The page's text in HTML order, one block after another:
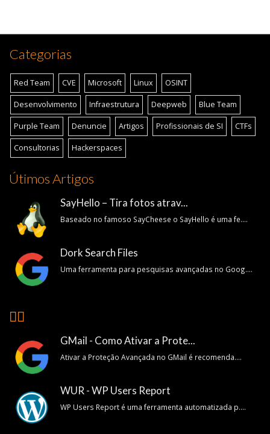
Categorias
Red Team CVE Microsoft Linux OSINT
Desenvolvimento Infraestrutura Deepweb Blue Team
Purple Team Denuncie Artigos Profissionais de SI CTFs
Consultorias Hackerspaces
Útimos Artigos
SayHello – Tira fotos atrav...
Baseado no famoso SayCheese o SayHello é uma fe....
Dork Search Files
Uma ferramenta para pesquisas avançadas no Goog....
👍🏽
GMail - Como Ativar a Prote...
Ativar a Proteção Avançada no GMail é recomenda....
WUR - WP Users Report
WP Users Report é uma ferramenta automatizada p....